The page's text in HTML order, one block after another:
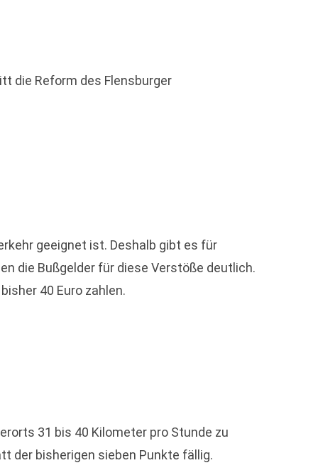
die Reform des Flensburger
geeignet ist. Deshalb gibt es für
die Bußgelder für diese Verstöße deutlich.
40 Euro zahlen.
31 bis 40 Kilometer pro Stunde zu
der bisherigen sieben Punkte fällig.